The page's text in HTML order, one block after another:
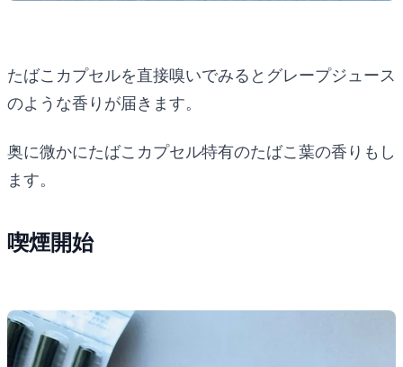
たばこカプセルを直接嗅いでみるとグレープジュース
のような香りが届きます。
奥に微かにたばこカプセル特有のたばこ葉の香りもし
ます。
喫煙開始